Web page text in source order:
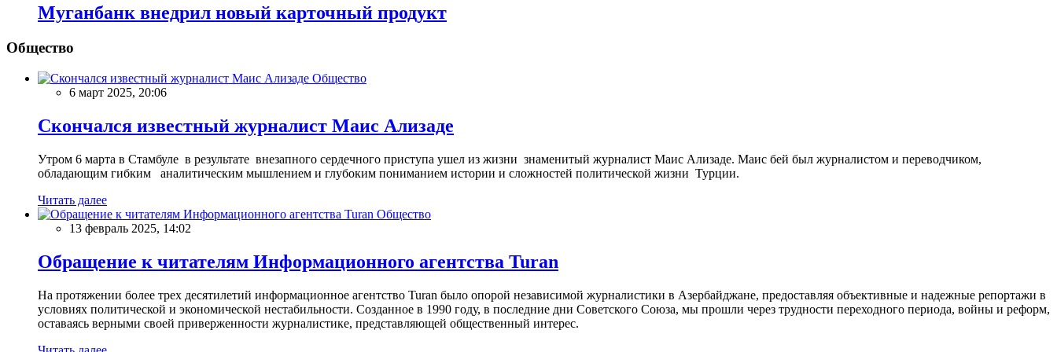
Муганбанк внедрил новый карточный продукт
Общество
Общество
6 март 2025, 20:06
Скончался известный журналист Маис Ализаде
Утром 6 марта в Стамбуле в результате внезапного сердечного приступа ушел из жизни знаменитый журналист Маис Ализаде. Маис бей был журналистом и переводчиком,
обладающим гибким аналитическим мышлением и глубоким пониманием истории и сложностей политической жизни Турции.
Читать далее
Общество
13 февраль 2025, 14:02
Обращение к читателям Информационного агентства Turan
На протяжении более трех десятилетий информационное агентство Turan было опорой независимой журналистики в Азербайджане, предоставляя объективные и надежные репортажи в
условиях политической и экономической нестабильности. Созданное в 1990 году, в последние дни Советского Союза, мы прошли через трудности переходного периода, войны и реформ,
оставаясь верными своей приверженности журналистике, представляющей общественный интерес.